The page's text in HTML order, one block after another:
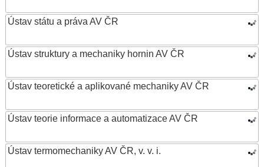
Ústav státu a práva AV ČR
Ústav struktury a mechaniky hornin AV ČR
Ústav teoretické a aplikované mechaniky AV ČR
Ústav teorie informace a automatizace AV ČR
Ústav termomechaniky AV ČR, v. v. i.